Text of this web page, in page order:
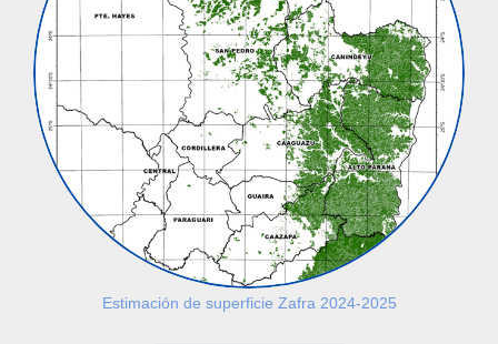
Estimación de superficie Zafra 2024-2025